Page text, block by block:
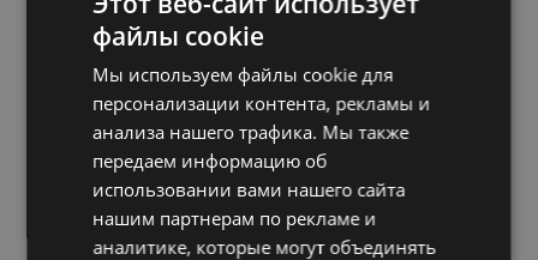
файлы cookie
Мы используем файлы cookie для
персонализации контента, рекламы и
анализа нашего трафика. Мы также
передаем информацию об
использовании вами нашего сайта
нашим партнерам по рекламе и
аналитике, которые могут объединять